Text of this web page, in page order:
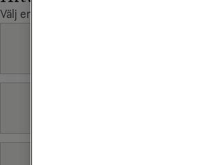
Välj en annan kategori